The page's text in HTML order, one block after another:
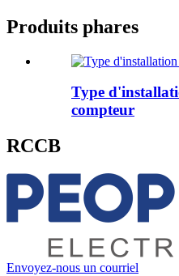
Produits phares
Type
compteur
RCCB
Envoyez-nous un courriel